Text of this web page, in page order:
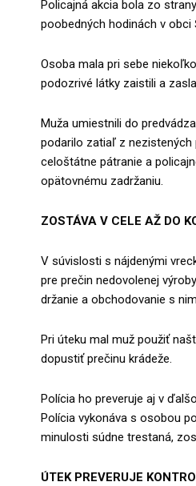
Policajná akcia bola zo
poobedných hodinách v
Osoba mala pri sebe
podozrivé látky zaistili a
Muža umiestnili do
podarilo zatiaľ z nezistených
celoštátne pátranie a
opätovnému zadržaniu.
ZOSTÁVA V CELE AŽ DO
V súvislosti s nájdenými
pre prečin nedovolenej
držanie a obchodovanie s
Pri úteku mal muž použiť
dopustiť prečinu krádeže.
Polícia ho preveruje aj v
Polícia vykonáva s osobou
minulosti súdne trestaná,
ÚTEK PREVERUJE